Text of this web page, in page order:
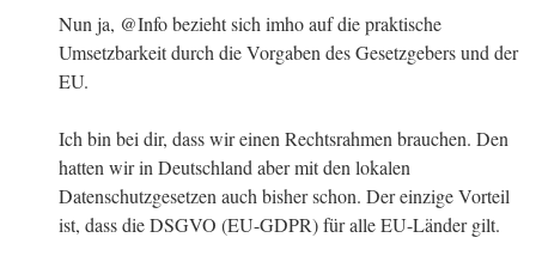
Nun ja, @Info bezieht sich imho auf die praktische
Umsetzbarkeit durch die Vorgaben des Gesetzgebers und der
EU.
Ich bin bei dir, dass wir einen Rechtsrahmen brauchen. Den
hatten wir in Deutschland aber mit den lokalen
Datenschutzgesetzen auch bisher schon. Der einzige Vorteil
ist, dass die DSGVO (EU-GDPR) für alle EU-Länder gilt.